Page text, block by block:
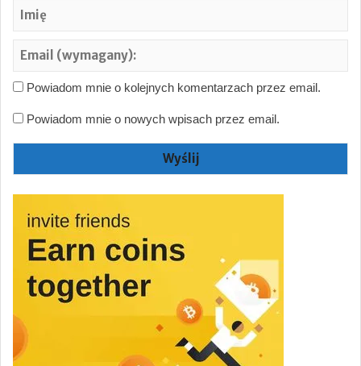
Powiadom mnie o kolejnych komentarzach przez email.
Powiadom mnie o nowych wpisach przez email.